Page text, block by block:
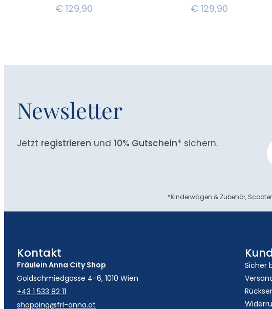
€ 129,90 €129,90
Newsletter
Jetzt registrieren und 10% Gutschein* sichern.
*Kinderwägen & Zubehör,
Kontakt
Fräulein Anna City Shop
Goldschmiedgasse 4-6, 1010 Wien
+43 1 533 82 11
shopping@frl-anna.at
Sicher